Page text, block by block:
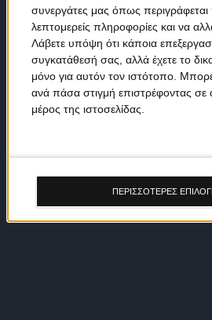
συνεργάτες μας όπως
λεπτομερείς πληροφορίες και να
Λάβετε υπόψη ότι κάποια
συγκατάθεσή σας, αλλά έχετε το
μόνο για αυτόν τον ιστότοπο.
ανά πάσα στιγμή επιστρέφοντας
μέρος της ιστοσελίδας.
ΠΕΡΙΣΣΟΤΕΡΕΣ